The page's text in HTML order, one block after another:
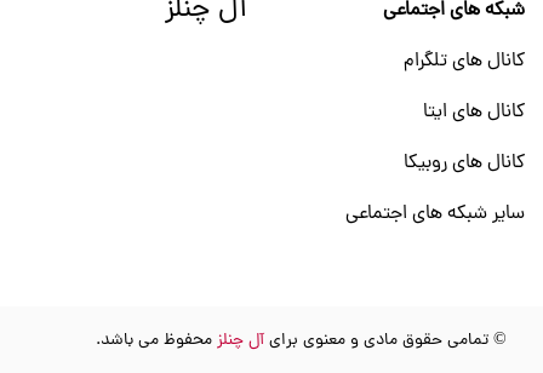
شبکه های اجتماعی
کانال های تلگرام
کانال های ایتا
کانال های روبیکا
سایر شبکه های اجتماعی
آل چنلز
© تمامی حقوق مادی و معنوی برایآل چنلزمحفوظ می باشد.